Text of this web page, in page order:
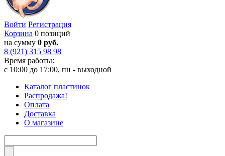
Войти Регистрация
Корзина 0 позиций
на сумму 0 руб.
8 (921) 315 98 98
Время работы:
с 10:00 до 17:00, пн - выходной
Каталог пластинок
Распродажа!
Оплата
Доставка
О магазине